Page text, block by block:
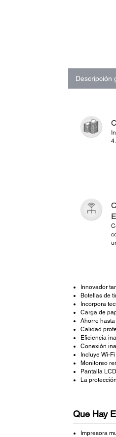
Descripción
Innovador
Botellas de
Incorpora
Carga de
Ahorre
Calidad
Eficiencia
Conexión
Incluye Wi-
Monitoreo
Pantalla
La
Que Hay
Impresora